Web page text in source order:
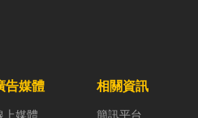
湊合。
法應付高
多中小企業主
告媒體
上媒體
相關資訊
簡訊平台